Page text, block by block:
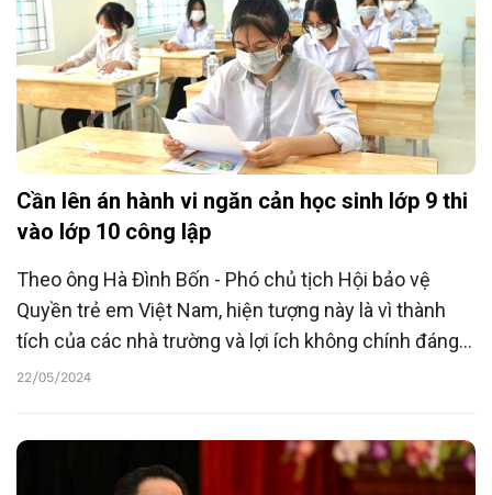
Cần lên án hành vi ngăn cản học sinh lớp 9 thi
vào lớp 10 công lập
Theo ông Hà Đình Bốn - Phó chủ tịch Hội bảo vệ
Quyền trẻ em Việt Nam, hiện tượng này là vì thành
tích của các nhà trường và lợi ích không chính đáng
từ các giáo viên. Vì vậy cần lên án mạnh mẽ nhằm
22/05/2024